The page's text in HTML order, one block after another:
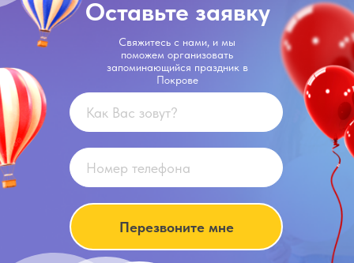
Оставьте заявку
Свяжитесь с нами, и мы
поможем организовать
запоминающийся праздник в
Покрове
Перезвоните мне